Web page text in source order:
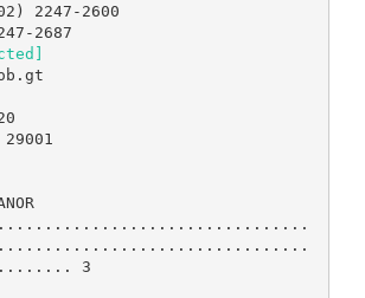
2247-2600
29001
3